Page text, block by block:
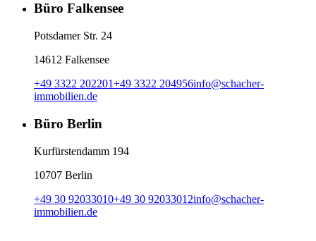
Büro Falkensee
Potsdamer Str. 24
14612 Falkensee
+49 3322 202201+49 3322 204956info@schacher-
immobilien.de
Büro Berlin
Kurfürstendamm 194
10707 Berlin
+49 30 92033010+49 30 92033012info@schacher-
immobilien.de